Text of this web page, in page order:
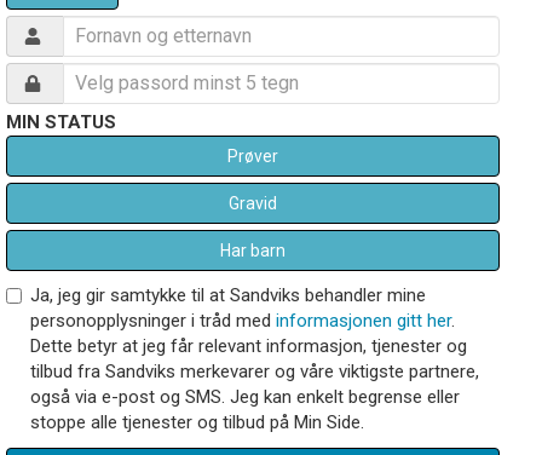
MIN STATUS
Prøver
Gravid
Har barn
Ja, jeg gir samtykke til at Sandviks behandler mine
personopplysninger i tråd med informasjonen gitt her.
Dette betyr at jeg får relevant informasjon, tjenester og
tilbud fra Sandviks merkevarer og våre viktigste partnere,
også via e-post og SMS. Jeg kan enkelt begrense eller
stoppe alle tjenester og tilbud på Min Side.